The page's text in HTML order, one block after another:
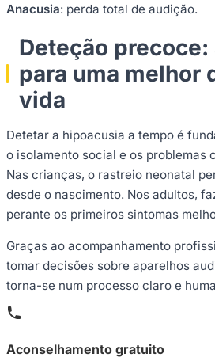
Anacusia: perda total de audição.
Deteção precoce:
para uma melhor
vida
Detetar a hipoacusia a tempo é
o isolamento social e os problemas
Nas crianças, o rastreio neonatal
desde o nascimento. Nos adultos,
perante os primeiros sintomas
Graças ao acompanhamento
tomar decisões sobre aparelhos
torna-se num processo claro e
Aconselhamento gratuito